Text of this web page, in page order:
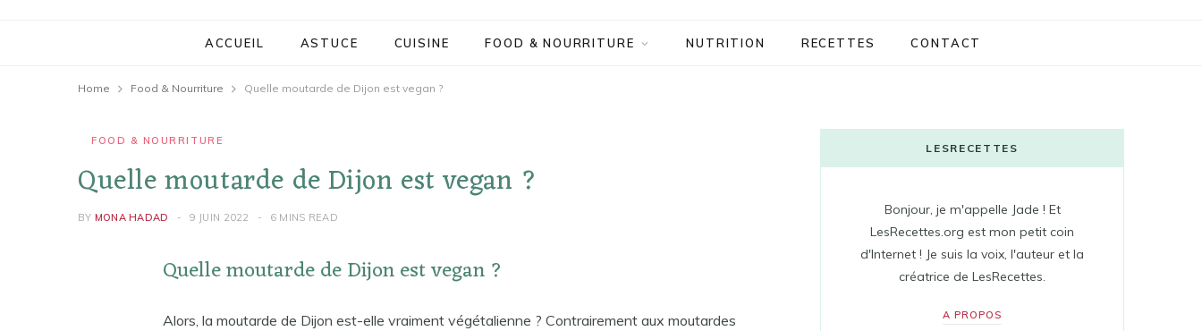
ACCUEIL ASTUCE CUISINE FOOD & NOURRITURE NUTRITION RECETTES CONTACT
Home Food & Nourriture Quelle moutarde de Dijon est vegan ?
FOOD & NOURRITURE
Quelle moutarde de Dijon est vegan ?
BY MONA HADAD 9 JUIN 2022 6 MINS READ
Quelle moutarde de Dijon est vegan ?
Alors, la moutarde de Dijon est-elle vraiment végétalienne ? Contrairement aux moutardes
LESRECETTES
Bonjour, je m'appelle Jade ! Et
LesRecettes.org est mon petit coin
d'Internet ! Je suis la voix, l'auteur et la
créatrice de LesRecettes.
A PROPOS